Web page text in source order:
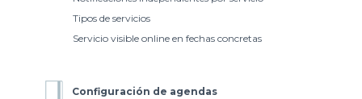
Tipos de servicios
Servicio visible online en fechas concretas
Configuración de agendas